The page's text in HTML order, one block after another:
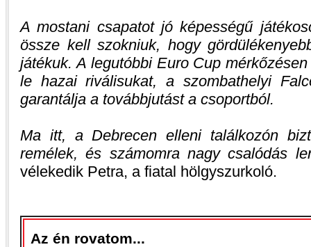
A mostani csapatot jó képességű
össze kell szokniuk, hogy
játékuk. A legutóbbi Euro Cup
le hazai riválisukat, a szombathelyi
garantálja a továbbjutást a csoportból.
Ma itt, a Debrecen elleni találkozón
remélek, és számomra nagy csalódás
vélekedik Petra, a fiatal hölgyszurkoló.
Az én rovatom...